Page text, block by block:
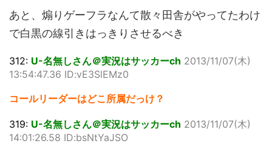
あと、煽りゲーフラなんて散々田舎がやってたわけ
で白黒の線引きはっきりさせるべき
312: U-名無しさん＠実況はサッカーch 2013/11/07(木)
13:54:47.36 ID:vE3SlEMz0
コールリーダーはどこ所属だっけ？
319: U-名無しさん＠実況はサッカーch 2013/11/07(木)
14:01:26.58 ID:bsNtYaJSO